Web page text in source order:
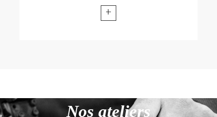
+
Nos ateliers